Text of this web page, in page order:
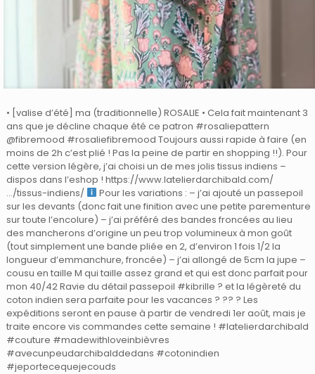
• [valise d’été] ma (traditionnelle) ROSALIE • Cela fait maintenant 3
ans que je décline chaque été ce patron #rosaliepattern
@fibremood #rosaliefibremood Toujours aussi rapide à faire (en
moins de 2h c’est plié ! Pas la peine de partir en shopping !!). Pour
cette version légère, j’ai choisi un de mes jolis tissus indiens –
dispos dans l’eshop ! https://www.latelierdarchibald.com/
…/tissus-indiens/
Pour les variations : – j’ai ajouté un passepoil
sur les devants (donc fait une finition avec une petite parementure
sur toute l’encolure) – j’ai préféré des bandes froncées au lieu
des mancherons d’origine un peu trop volumineux à mon goût
(tout simplement une bande pliée en 2, d’environ 1 fois 1/2 la
longueur d’emmanchure, froncée) – j’ai allongé de 5cm la jupe –
cousu en taille M qui taille assez grand et qui est donc parfait pour
mon 40/42 Ravie du détail passepoil #kibrille ? et la légèreté du
coton indien sera parfaite pour les vacances ? ?? ? Les
expéditions seront en pause à partir de vendredi 1er août, mais je
traite encore vis commandes cette semaine ! #latelierdarchibald
#couture #madewithloveinbièvres
#avecunpeudarchibalddedans #cotonindien
#jeportecequejecouds